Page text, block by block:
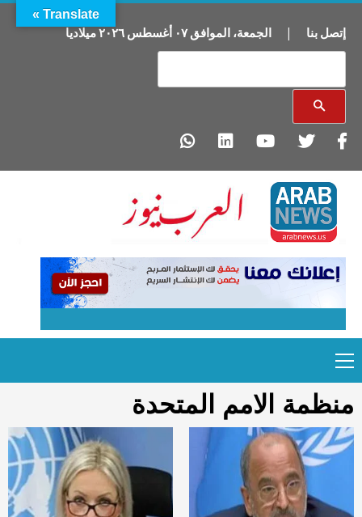
إتصل بنا | الجمعة، الموافق٠٧ أغسطس ٢٠٢٦ميلاديا
to
content
Menu
منظمة الامم المتحدة
Translate »